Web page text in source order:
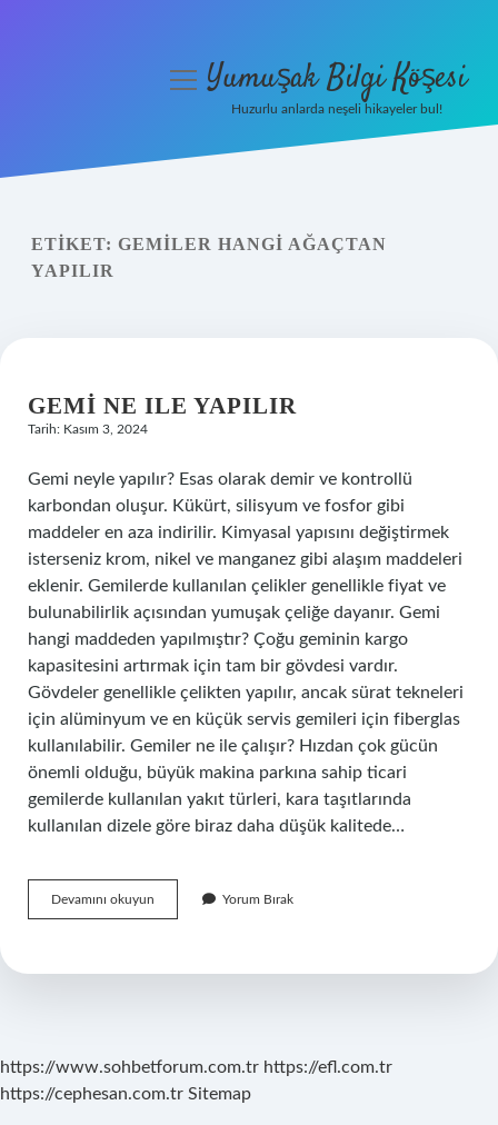
Yasal Uyarı
menüyüYumuşak Bilgi Köşesi
Huzurlu anlarda neşeli hikayeler bul!
ETIKET: GEMILER HANGI AĞAÇTAN
YAPILIR
GEMI NE ILE YAPILIR
Tarih: Kasım 3, 2024
Gemi neyle yapılır? Esas olarak demir ve kontrollü
karbondan oluşur. Kükürt, silisyum ve fosfor gibi
maddeler en aza indirilir. Kimyasal yapısını değiştirmek
isterseniz krom, nikel ve manganez gibi alaşım maddeleri
eklenir. Gemilerde kullanılan çelikler genellikle fiyat ve
bulunabilirlik açısından yumuşak çeliğe dayanır. Gemi
hangi maddeden yapılmıştır? Çoğu geminin kargo
kapasitesini artırmak için tam bir gövdesi vardır.
Gövdeler genellikle çelikten yapılır, ancak sürat tekneleri
için alüminyum ve en küçük servis gemileri için fiberglas
kullanılabilir. Gemiler ne ile çalışır? Hızdan çok gücün
önemli olduğu, büyük makina parkına sahip ticari
gemilerde kullanılan yakıt türleri, kara taşıtlarında
kullanılan dizele göre biraz daha düşük kalitede…
Devamını okuyun
Ne
Yorum Bırak
https://www.sohbetforum.com.tr https://efl.com.tr
https://cephesan.com.tr Sitemap